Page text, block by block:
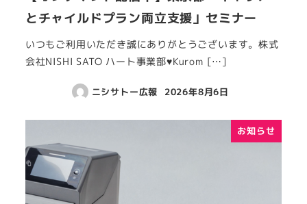
とチャイルドプラン両立支援」セミナー
いつもご利用いただき誠にありがとうございます。株式
会社NISHI SATO ハート事業部♥Kurom […]
ニシサトー広報 2026年8月6日
お知らせ